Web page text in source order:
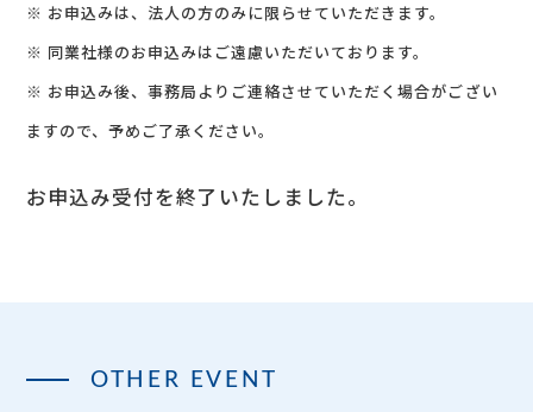
※ お申込みは、法人の方のみに限らせていただきます。
※ 同業社様のお申込みはご遠慮いただいております。
※ お申込み後、事務局よりご連絡させていただく場合がござい
ますので、予めご了承ください。
お申込み受付を終了いたしました。
OTHER EVENT